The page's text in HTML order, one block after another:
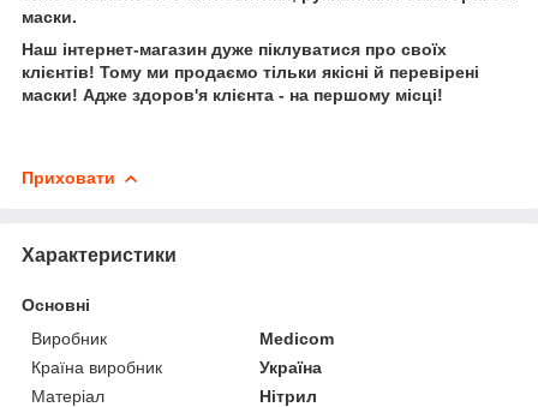
маски.
Наш інтернет-магазин дуже піклуватися про своїх
клієнтів! Тому ми продаємо тільки якісні й перевірені
маски! Адже здоров'я клієнта - на першому місці!
Приховати
Характеристики
Основні
Виробник
Medicom
Країна виробник
Україна
Матеріал
Нітрил